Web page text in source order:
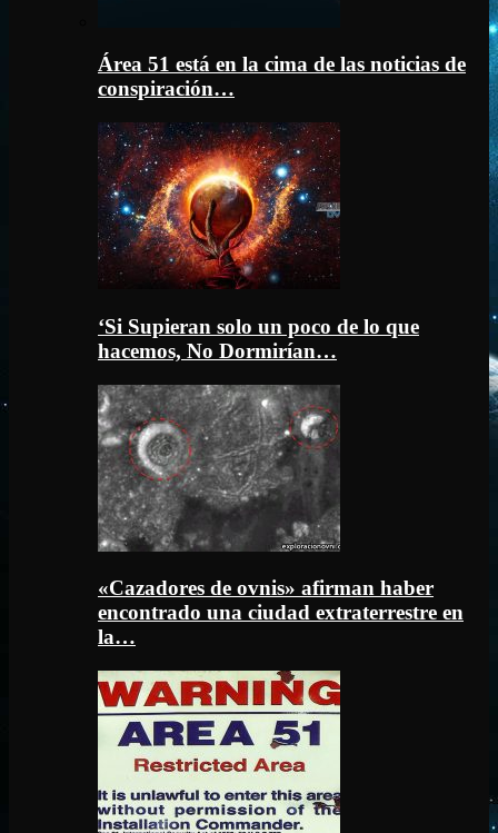
Área 51 está en la cima de las noticias de
conspiración…
‘Si Supieran solo un poco de lo que
hacemos, No Dormirían…
«Cazadores de ovnis» afirman haber
encontrado una ciudad extraterrestre en
la…